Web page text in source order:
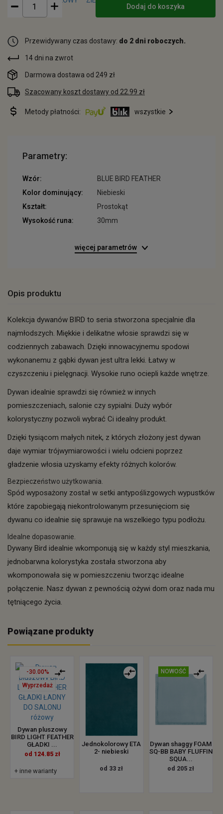
Dodaj do koszyka
Przewidywany czas dostawy: do 2 dni roboczych.
14 dni na zwrot
Darmowa dostawa od 249 zł
Szacowany koszt dostawy od 22.99 zł
Metody płatności: wszystkie
Parametry:
Wzór:
BLUE BIRD FEATHER
Kolor dominujący:
Niebieski
Kształt:
Prostokąt
Wysokość runa:
30mm
więcej parametrów
Opis produktu
Kolekcja dywanów BIRD to seria stworzona specjalnie dla
najmłodszych. Miękkie i delikatne włosie sprawdzi się w
codziennych zabawach. Dzięki innowacyjnemu spodowi
wykonanemu z gąbki dywan jest ultra lekki. Łatwy w
czyszczeniu i pielęgnacji. Wysokie runo ociepli każde wnętrze.
Dywan idealnie sprawdzi się również w innych
pomieszczeniach, salonie czy sypialni. Duży wybór
kolorystyczny pozwoli wybrać Ci idealny produkt.
Dzięki tysiącom małych nitek, z których złożony jest dywan
daje wymiar trójwymiarowości i wielu odcieni poprzez
gładzenie włosia uzyskamy efekty różnych kolorów.
Bezpieczeństwo użytkowania.
Spód wyposażony został w setki antypoślizgowych wypustków
które zapobiegają niekontrolowanym przesunięciom się
dywanu co idealnie się sprawuje na wszelkiego typu podłożu.
Idealne dopasowanie.
Dywany Bird idealnie wkomponują się w każdy styl mieszkania,
jednobarwna kolorystyka została stworzona aby
wkomponowała się w pomieszczeniu tworząc idealne
połączenie. Nasz dywan z pewnością ożywi dom oraz nada mu
tętniącego życia.
Powiązane produkty
-30.00%
Wyprzedaż
Dywan pluszowy
BIRD LIGHT FEATHER
GŁADKI ...
od 124.85 zł
+ inne warianty
Jednokolorowy ETA
2- niebieski
od 33 zł
NOWOŚĆ
Dywan shaggy FOAM
SQ-BB BABY FLUFFIN
SQUA...
od 205 zł